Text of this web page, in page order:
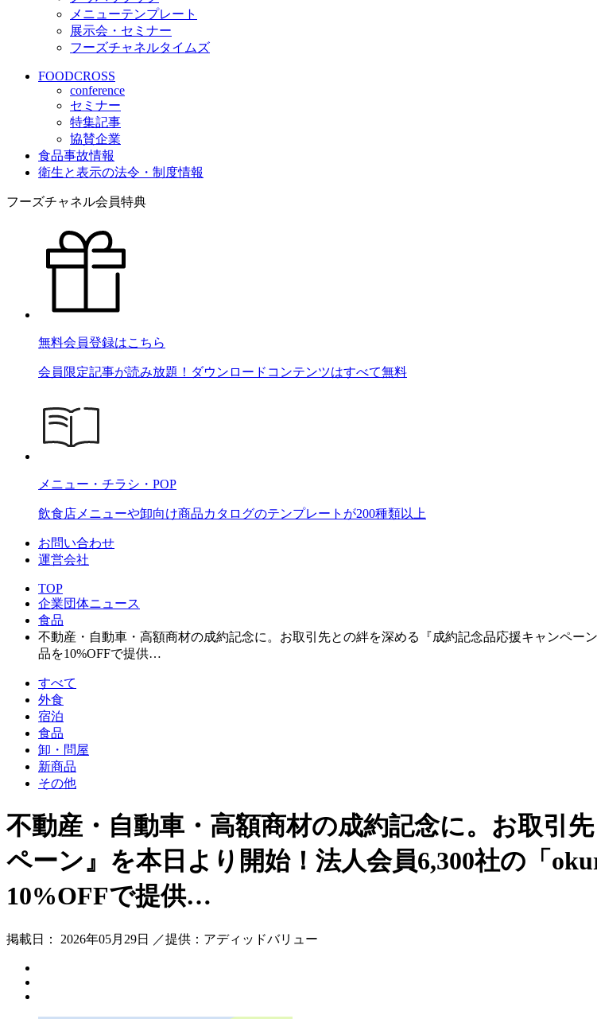
メニューテンプレート
展示会・セミナー
フーズチャネルタイムズ
FOODCROSS
conference
セミナー
特集記事
協賛企業
食品事故情報
衛生と表示の法令・制度情報
フーズチャネル会員特典
無料会員登録はこちら
会員限定記事が読み放題！ダウンロードコンテンツはすべて無料
メニュー・チラシ・POP
飲食店メニューや卸向け商品カタログのテンプレートが200種類以上
お問い合わせ
運営会社
TOP
企業団体ニュース
食品
不動産・自動車・高額商材の成約記念に。お取引先との絆を深める『成約記念品応援キャンペー
品を10%OFFで提供…
すべて
外食
宿泊
食品
卸・問屋
新商品
その他
不動産・自動車・高額商材の成約記念に。お取引
ペーン』を本日より開始！法人会員6,300社の「
10%OFFで提供…
掲載日： 2026年05月29日 ／提供：アディッドバリュー